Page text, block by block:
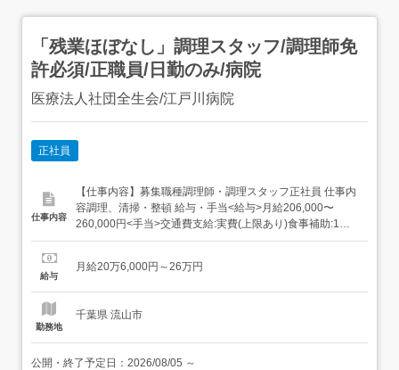
「残業ほぼなし」調理スタッフ/調理師免
許必須/正職員/日勤のみ/病院
医療法人社団全生会/江戸川病院
正社員
仕事内容
【仕事内容】募集職種調理師・調理スタッフ正社員 仕事内
容調理、清掃・整頓 給与・手当<給与>月給206,000〜
260,000円<手当>交通費支給:実費(上限あり)食事補助:1日
140円休日出勤手当:深夜勤務手当<賞与>賞与あり年2回 勤
14:00(休憩60分)3日勤:9:00～18...
給与
月給20万6,000円～26万円
勤務地
千葉県 流山市
公開・終了予定日： 2026/08/05 ～